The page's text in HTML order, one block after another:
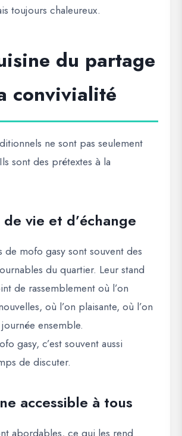
toujours chaleureux.
du partage
convivialité
ne sont pas seulement
sont des prétextes à la
vie et d’échange
de mofo gasy sont souvent des
du quartier. Leur stand
de rassemblement où l’on
où l’on plaisante, où l’on
ensemble.
gasy, c’est souvent aussi
de discuter.
accessible à tous
abordables, ce qui les rend